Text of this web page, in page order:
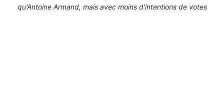
qu'Antoine Armand, mais avec moins d'intentions de votes